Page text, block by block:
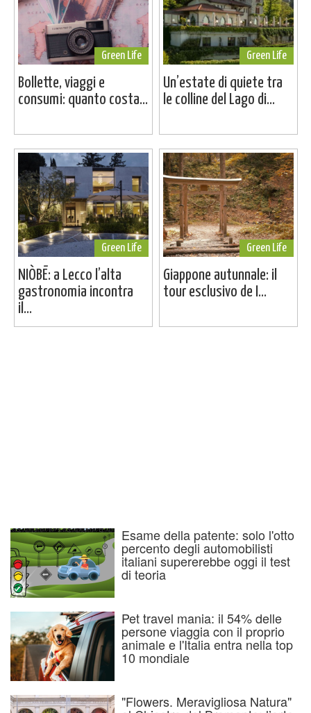
Green Life
Bollette, viaggi e
consumi: quanto costa...
Green Life
Un’estate di quiete tra
le colline del Lago di...
Green Life
NIÒBĒ: a Lecco l’alta
gastronomia incontra
il...
Green Life
Giappone autunnale: il
tour esclusivo de I...
Esame della patente: solo l'otto
percento degli automobilisti
italiani supererebbe oggi il test
di teoria
Pet travel mania: il 54% delle
persone viaggia con il proprio
animale e l'Italia entra nella top
10 mondiale
"Flowers. Meravigliosa Natura"